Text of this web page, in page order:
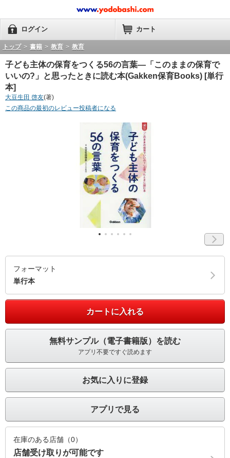
ログイン カート
トップ > 書籍 > 教育 > 教育
子ども主体の保育をつくる56の言葉―「このままの保育で
いいの?」と思ったときに読む本(Gakken保育Books) [単行
本]
大豆生田 啓友(著)
この商品の最初のレビュー投稿者になる
フォーマット
単行本
カートに入れる
無料サンプル（電子書籍版）を読む
アプリ不要ですぐ読めます
お気に入りに登録
アプリで見る
在庫のある店舗（0）
店舗受け取りが可能です